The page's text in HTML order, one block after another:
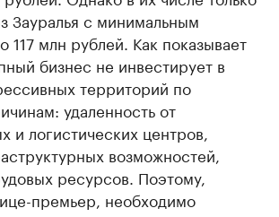
Зауралья с минимальным
117 млн рублей. Как показывает
бизнес не инвестирует в
территорий по
удаленность от
и логистических центров,
возможностей,
ресурсов. Поэтому,
премьер, необходимо